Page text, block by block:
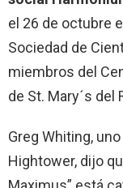
el 26 de octubre
Sociedad de
miembros del
de St. Mary´s del
Greg Whiting,
Hightower, dijo